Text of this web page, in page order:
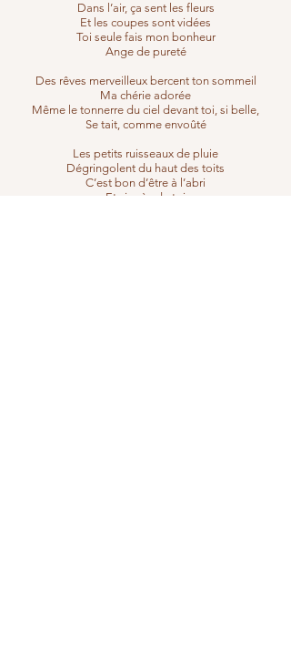
Dans l’air, ça sent les fleurs
Et les coupes sont vidées
Toi seule fais mon bonheur
Ange de pureté
Des rêves merveilleux bercent ton sommeil
Ma chérie adorée
Même le tonnerre du ciel devant toi, si belle,
Se tait, comme envoûté
Les petits ruisseaux de pluie
Dégringolent du haut des toits
C’est bon d’être à l’abri
Et si près de toi